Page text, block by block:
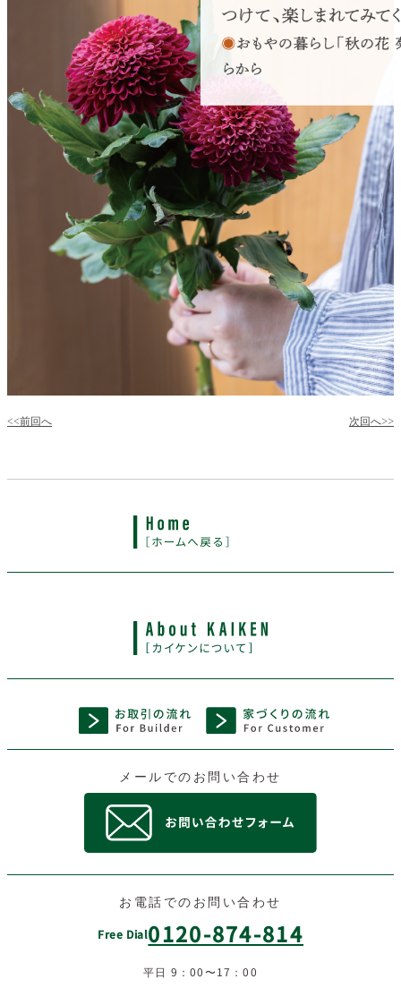
<<前回へ 次回へ>>
メールでのお問い合わせ
お電話でのお問い合わせ
Free Dial0120-874-814
平日 9：00〜17：00